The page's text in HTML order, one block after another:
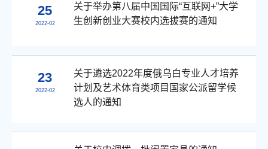
25
2022-02
关于举办第八届中国国际“互联网+”大学
生创新创业大赛校内选拔赛的通知
23
2022-02
关于遴选2022年度俄乌白专业人才培养
计划及艺术体育类项目国家公派留学候
选人的通知